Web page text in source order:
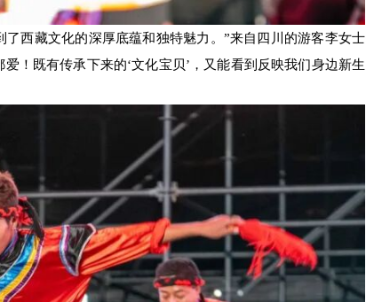
西藏文化的深厚底蕴和独特魅力。”来自四川的游客李女士
！既有传承下来的‘文化宝贝’，又能看到反映我们身边新生